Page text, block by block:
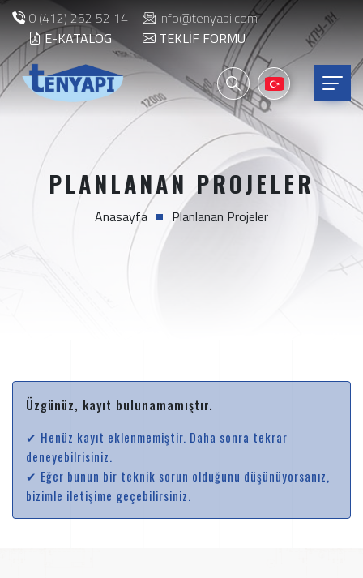
0 (412) 252 52 14
info@tenyapi.com
E-KATALOG
TEKLIF FORMU
PLANLANAN PROJELER
Anasayfa Planlanan Projeler
Üzgünüz, kayıt bulunamamıştır.
✔ Henüz kayıt eklenmemiştir. Daha sonra tekrar
deneyebilrisiniz.
✔ Eğer bunun bir teknik sorun olduğunu düşünüyorsanız,
bizimle iletişime geçebilirsiniz.